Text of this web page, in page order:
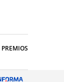
PREMIOS